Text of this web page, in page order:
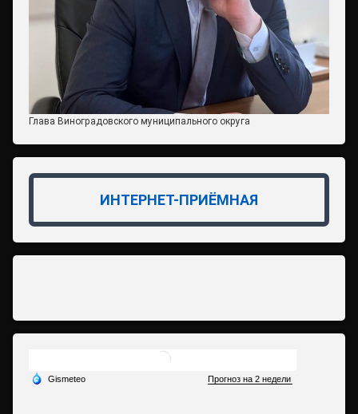
Глава Виноградовского муниципального округа
ИНТЕРНЕТ-ПРИЁМНАЯ